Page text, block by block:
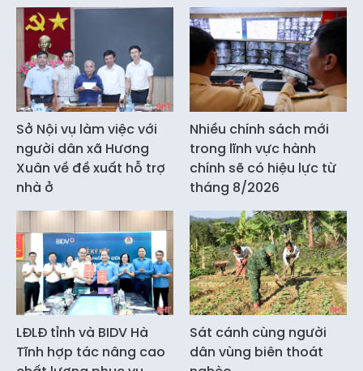
Sở Nội vụ làm việc với
người dân xã Hương
Xuân về đề xuất hỗ trợ
nhà ở
Nhiều chính sách mới
trong lĩnh vực hành
chính sẽ có hiệu lực từ
tháng 8/2026
LĐLĐ tỉnh và BIDV Hà
Tĩnh hợp tác nâng cao
Sát cánh cùng người
dân vùng biên thoát